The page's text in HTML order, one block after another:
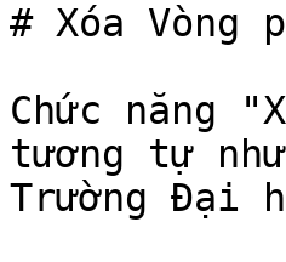
# Xóa Vòng
Chức năng
tương tự
Trường Đại